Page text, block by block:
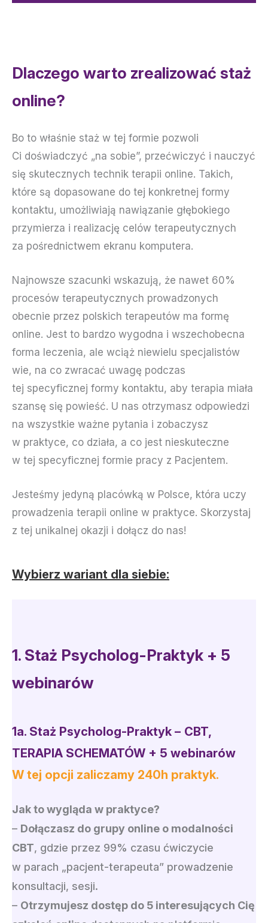
Dlaczego warto zrealizować staż
online?
Bo to właśnie staż w tej formie pozwoli
Ci doświadczyć „na sobie”, przećwiczyć i nauczyć
się skutecznych technik terapii online. Takich,
które są dopasowane do tej konkretnej formy
kontaktu, umożliwiają nawiązanie głębokiego
przymierza i realizację celów terapeutycznych
za pośrednictwem ekranu komputera.
Najnowsze szacunki wskazują, że nawet 60%
procesów terapeutycznych prowadzonych
obecnie przez polskich terapeutów ma formę
online. Jest to bardzo wygodna i wszechobecna
forma leczenia, ale wciąż niewielu specjalistów
wie, na co zwracać uwagę podczas
tej specyficznej formy kontaktu, aby terapia miała
szansę się powieść. U nas otrzymasz odpowiedzi
na wszystkie ważne pytania i zobaczysz
w praktyce, co działa, a co jest nieskuteczne
w tej specyficznej formie pracy z Pacjentem.
Jesteśmy jedyną placówką w Polsce, która uczy
prowadzenia terapii online w praktyce. Skorzystaj
z tej unikalnej okazji i dołącz do nas!
Wybierz wariant dla siebie:
1. Staż Psycholog-Praktyk + 5
webinarów
1a. Staż Psycholog-Praktyk – CBT,
TERAPIA SCHEMATÓW + 5 webinarów
W tej opcji zaliczamy 240h praktyk.
Jak to wygląda w praktyce?
– Dołączasz do grupy online o modalności
CBT, gdzie przez 99% czasu ćwiczycie
w parach „pacjent-terapeuta” prowadzenie
konsultacji, sesji.
– Otrzymujesz dostęp do 5 interesujących Cię